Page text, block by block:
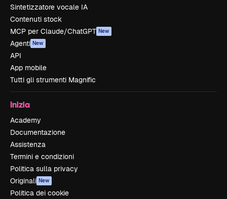
Sintetizzatore vocale IA
Contenuti stock
MCP per Claude/ChatGPT New
Agenti New
API
App mobile
Tutti gli strumenti Magnific
Inizia
Academy
Documentazione
Assistenza
Termini e condizioni
Politica sulla privacy
Originali New
Politica dei cookie